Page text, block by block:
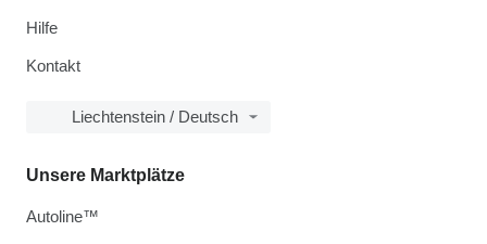
Hilfe
Kontakt
Liechtenstein / Deutsch
Unsere Marktplätze
Autoline™